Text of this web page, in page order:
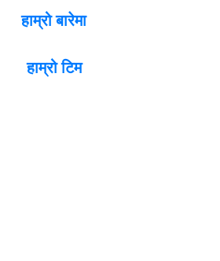
हाम्रो बारेमा
हाम्रो टिम